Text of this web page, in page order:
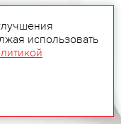
использовать